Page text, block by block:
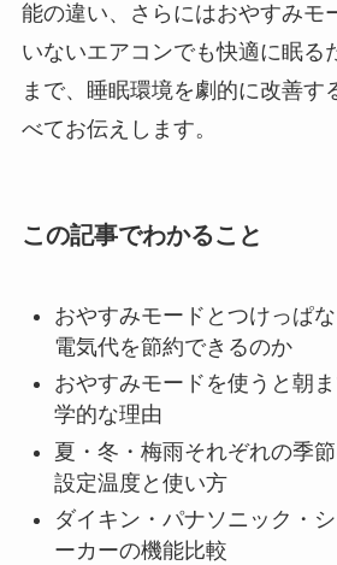
能の違い、さらにはおやすみモ
いないエアコンでも快適に眠る
まで、睡眠環境を劇的に改善す
べてお伝えします。
この記事でわかること
おやすみモードとつけっぱ
電気代を節約できるのか
おやすみモードを使うと朝
学的な理由
夏・冬・梅雨それぞれの季
設定温度と使い方
ダイキン・パナソニック・
ーカーの機能比較